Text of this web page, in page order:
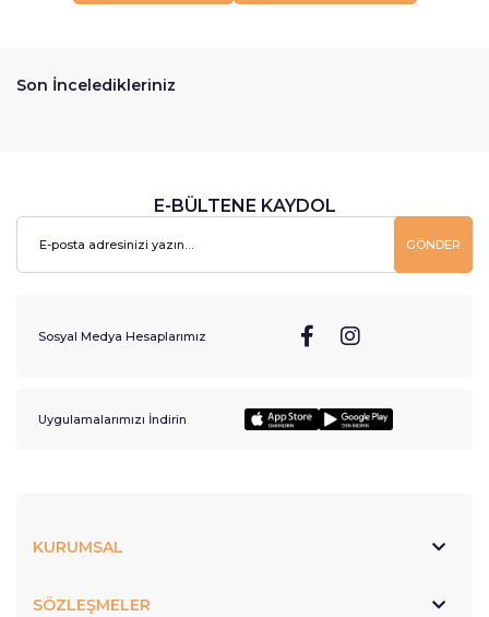
Son İnceledikleriniz
E-BÜLTENE KAYDOL
GÖNDER
Sosyal Medya Hesaplarımız
Uygulamalarımızı İndirin
KURUMSAL
SÖZLEŞMELER